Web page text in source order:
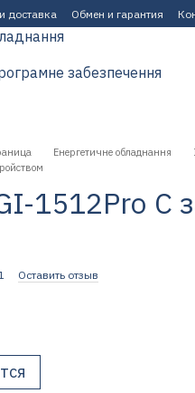
доставка Обмен и гарантия
забезпечення
Енергетичне обладнання
1512Pro С
Оставить отзыв